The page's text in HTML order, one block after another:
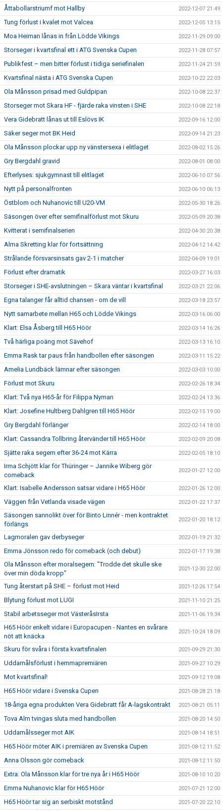
Åttabollarstriumf mot Hallby 2022-12-07 21:49
Tung förlust i kvalet mot Valcea 2022-12-05 13:15
Moa Heiman lånas in från Lödde Vikings 2022-11-29 09:00
Storseger i kvartsfinal ett i ATG Svenska Cupen 2022-11-28 07:57
Publikfest – men bitter förlust i tidiga seriefinalen 2022-11-24 21:59
Kvartsfinal nästa i ATG Svenska Cupen 2022-10-22 22:03
Ola Månsson prisad med Guldpipan 2022-10-08 22:37
Storseger mot Skara HF - fjärde raka vinsten i SHE 2022-10-08 22:18
Vera Gidebratt lånas ut till Eslövs IK 2022-09-16 12:00
Säker seger mot BK Heid 2022-09-14 21:23
Ola Månsson plockar upp ny vänstersexa i elitlaget 2022-08-02 15:26
Gry Bergdahl gravid 2022-08-01 08:00
Efterlyses: sjukgymnast till elitlaget 2022-06-10 07:56
Nytt på personalfronten 2022-06-10 06:13
Östblom och Nuhanovic till U20-VM 2022-05-30 18:26
Säsongen över efter semifinalförlust mot Skuru 2022-05-09 20:38
Kvitterat i semifinalserien 2022-04-30 20:38
Alma Skretting klar för fortsättning 2022-04-12 14:42
Strålande försvarsinsats gav 2-1 i matcher 2022-04-09 19:01
Förlust efter dramatik 2022-03-27 16:03
Storseger i SHE-avslutningen – Skara väntar i kvartsfinal 2022-03-21 22:06
Egna talanger får alltid chansen - om de vill 2022-03-18 23:57
Nytt samarbete mellan H65 och Lödde Vikings 2022-03-16 06:00
Klart: Elsa Åsberg till H65 Höör 2022-03-14 16:26
Två härliga poäng mot Sävehof 2022-03-13 16:10
Emma Rask tar paus från handbollen efter säsongen 2022-03-11 15:22
Amelia Lundbäck lämnar efter säsongen 2022-03-03 10:00
Förlust mot Skuru 2022-02-26 18:34
Klart: Två nya H65-år för Filippa Nyman 2022-02-24 13:36
Klart: Josefine Hultberg Dahlgren till H65 Höör 2022-02-15 19:00
Gry Bergdahl förlänger 2022-02-14 18:00
Klart: Cassandra Tollbring återvänder till H65 Höör 2022-02-09 20:08
Sjätte raka segern efter 36-24 mot Kärra 2022-02-05 18:10
Irma Schjött klar för Thüringer – Jannike Wiberg gör
comeback
2022-01-27 12:00
Klart: Isabelle Andersson satsar vidare i H65 Höör 2022-01-26 12:00
Väggen från Vetlanda visade vägen 2022-01-22 17:37
Säsongen sannolikt över för Binto Linnér - men kontraktet
förlängs
2022-01-20 18:12
Lagmoralen gav derbyseger 2022-01-19 21:32
Emma Jönsson redo för comeback (och debut) 2022-01-17 19:38
Ola Månsson efter moralsegern: "Trodde det skulle ske
över min döda kropp"
2021-12-30 22:00
Tung återstart på SHE – förlust mot Heid 2021-12-26 17:54
Blytung förlust mot LUGI 2021-11-10 21:25
Stabil arbetsseger mot VästeråsIrsta 2021-11-06 19:34
H65 Höör enkelt vidare i Europacupen - Nantes en svårare
nöt att knäcka
2021-10-24 18:09
Skuru för svåra i första kvartsfinalen 2021-09-29 21:30
Uddamålsförlust i hemmapremiären 2021-09-27 10:29
Mot kvartsfinal! 2021-09-12 19:08
H65 Höör vidare i Svenska Cupen 2021-08-28 21:18
18-åriga egna produkten Vera Gidebratt får A-lagskontrakt 2021-08-21 05:11
Tova Alm tvingas sluta med handbollen 2021-08-20 14:50
Uddamålsseger mot AIK 2021-08-14 18:51
H65 Höör möter AIK i premiären av Svenska Cupen 2021-08-12 11:52
Anna Olsson gör comeback 2021-08-12 11:50
Extra: Ola Månsson klar för tre nya år i H65 Höör 2021-08-10 10:20
Emma Nuhanovic klar för H65 Höör 2021-07-21 12:00
H65 Höör tar sig an serbiskt motstånd 2021-07-20 22:10